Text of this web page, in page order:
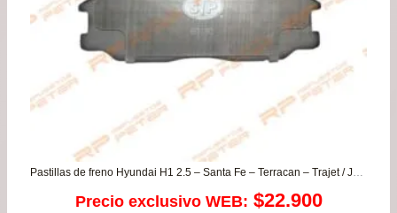
Pastillas de freno Hyundai H1 2.5 – Santa Fe – Terracan – Trajet / Jac Rein / Ssangyong Actyon – Kyron – Rexton – Stavic
Precio exclusivo WEB: $22.900